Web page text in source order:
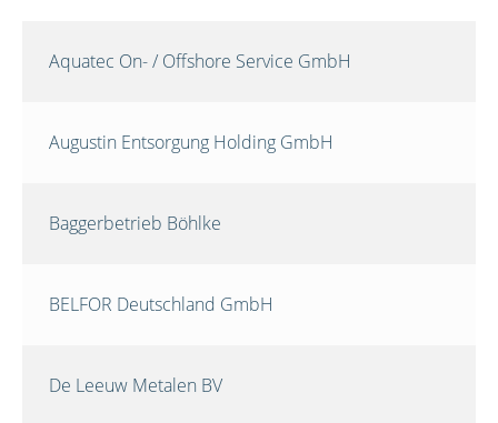
Aquatec On- / Offshore Service GmbH
Augustin Entsorgung Holding GmbH
Baggerbetrieb Böhlke
BELFOR Deutschland GmbH
De Leeuw Metalen BV